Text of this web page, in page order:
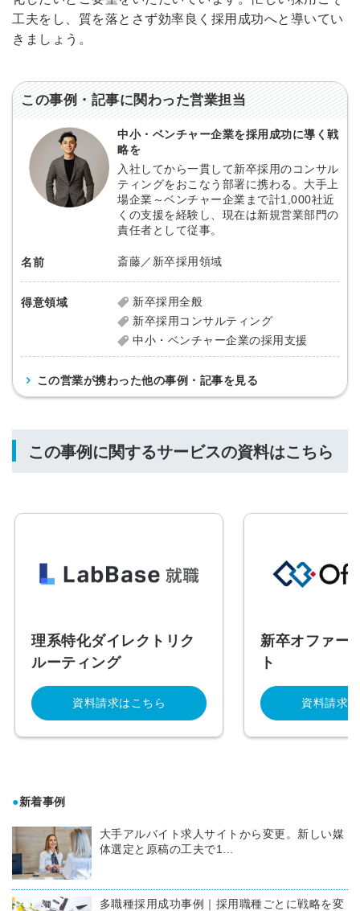
工夫をし、質を落とさず効率良く採用成功へと導いてい
きましょう。
この事例・記事に関わった営業担当
中小・ベンチャー企業を採用成功に導く戦
略を
入社してから一貫して新卒採用のコンサル
ティングをおこなう部署に携わる。大手上
場企業～ベンチャー企業まで計1,000社近
くの支援を経験し、現在は新規営業部門の
責任者として従事。
名前 斎藤／新卒採用領域
得意領域
新卒採用全般
新卒採用コンサルティング
中小・ベンチャー企業の採用支援
この営業が携わった他の事例・記事を見る
この事例に関するサービスの資料はこちら
理系特化ダイレクトリク
ルーティング
資料請求はこちら
新卒オファー
ト
資料請求
●新着事例
大手アルバイト求人サイトから変更。新しい媒
体選定と原稿の工夫で1...
多職種採用成功事例｜採用職種ごとに戦略を変